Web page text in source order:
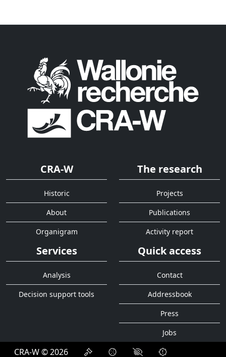
CRA-W
Historic
About
Organigram
The research
Projects
Publications
Activity report
Services
Analysis
Decision support tools
Quick access
Contact
Addressbook
Press
Jobs
CRA-W © 2026